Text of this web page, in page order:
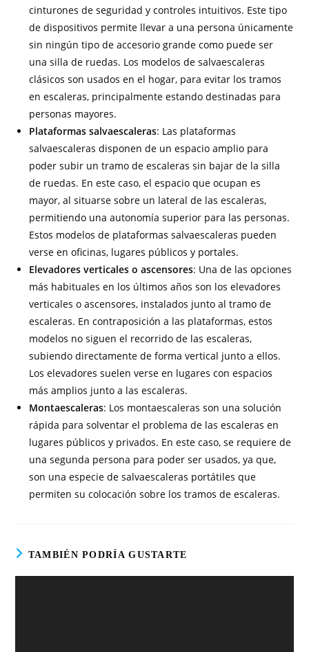
cinturones de seguridad y controles intuitivos. Este tipo
de dispositivos permite llevar a una persona únicamente
sin ningún tipo de accesorio grande como puede ser
una silla de ruedas. Los modelos de salvaescaleras
clásicos son usados en el hogar, para evitar los tramos
en escaleras, principalmente estando destinadas para
personas mayores.
Plataformas salvaescaleras: Las plataformas
salvaescaleras disponen de un espacio amplio para
poder subir un tramo de escaleras sin bajar de la silla
de ruedas. En este caso, el espacio que ocupan es
mayor, al situarse sobre un lateral de las escaleras,
permitiendo una autonomía superior para las personas.
Estos modelos de plataformas salvaescaleras pueden
verse en oficinas, lugares públicos y portales.
Elevadores verticales o ascensores: Una de las opciones
más habituales en los últimos años son los elevadores
verticales o ascensores, instalados junto al tramo de
escaleras. En contraposición a las plataformas, estos
modelos no siguen el recorrido de las escaleras,
subiendo directamente de forma vertical junto a ellos.
Los elevadores suelen verse en lugares con espacios
más amplios junto a las escaleras.
Montaescaleras: Los montaescaleras son una solución
rápida para solventar el problema de las escaleras en
lugares públicos y privados. En este caso, se requiere de
una segunda persona para poder ser usados, ya que,
son una especie de salvaescaleras portátiles que
permiten su colocación sobre los tramos de escaleras.
TAMBIÉN PODRÍA GUSTARTE